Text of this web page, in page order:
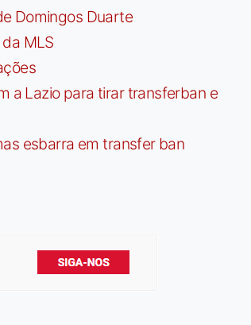
Domingos Duarte
MLS
a Lazio para tirar transferban e
esbarra em transfer ban